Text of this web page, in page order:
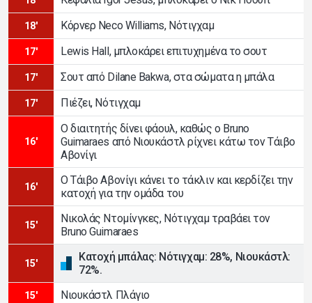
18' Κόρνερ Neco Williams, Νότιγχαμ
17' Lewis Hall, μπλοκάρει επιτυχημένα το σουτ
17' Σουτ από Dilane Bakwa, στα σώματα η μπάλα
17' Πιέζει, Νότιγχαμ
16'
Ο διαιτητής δίνει φάουλ, καθώς ο Bruno
Guimaraes από Νιουκάστλ ρίχνει κάτω τον Τάιβο
Αβονίγι
16'
Ο Τάιβο Αβονίγι κάνει το τάκλιν και κερδίζει την
κατοχή για την ομάδα του
15'
Νικολάς Ντομίνγκες, Νότιγχαμ τραβάει τον
Bruno Guimaraes
15'
Κατοχή μπάλας: Νότιγχαμ: 28%, Νιουκάστλ:
72%.
15' Νιουκάστλ Πλάγιο